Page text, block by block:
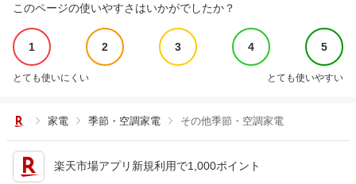
このページの使いやすさはいかがでしたか？
1 2 3 4 5
とても使いにくい とても使いやすい
家電 季節・空調家電 その他季節・空調家電
楽天市場アプリ新規利用で1,000ポイント